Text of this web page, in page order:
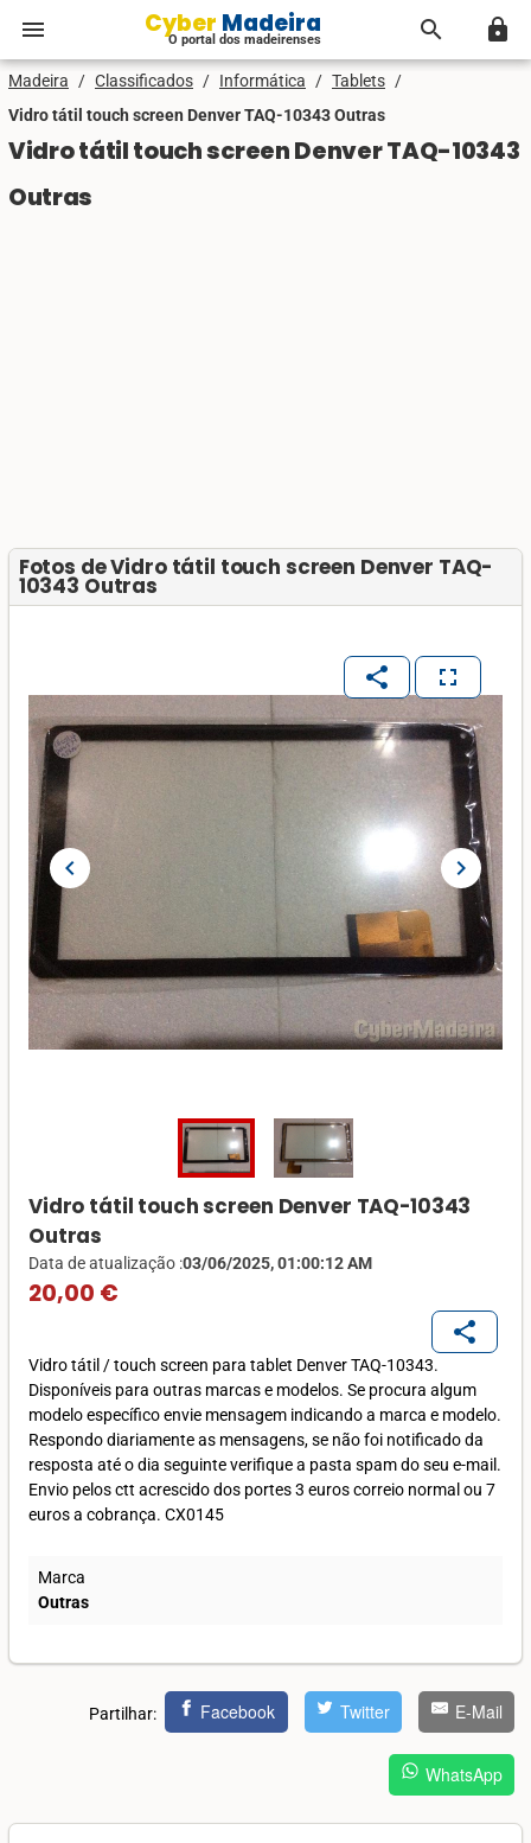
menu Cyber Madeira
O portal dos madeirenses search lock
Madeira / Classificados / Informática / Tablets /
Vidro tátil touch screen Denver TAQ-10343 Outras
Vidro tátil touch screen Denver TAQ-10343
Outras
Fotos de Vidro tátil touch screen Denver TAQ-
10343 Outras
share fullscreen
chevron_left chevron_right
Vidro tátil touch screen Denver TAQ-10343
Outras
Data de atualização :03/06/2025, 01:00:12 AM
20,00 €
share
Vidro tátil / touch screen para tablet Denver TAQ-10343.
Disponíveis para outras marcas e modelos. Se procura algum
modelo específico envie mensagem indicando a marca e modelo.
Respondo diariamente as mensagens, se não foi notificado da
resposta até o dia seguinte verifique a pasta spam do seu e-mail.
Envio pelos ctt acrescido dos portes 3 euros correio normal ou 7
euros a cobrança. CX0145
Marca
Outras
Partilhar: Facebook Twitter E-Mail
WhatsApp